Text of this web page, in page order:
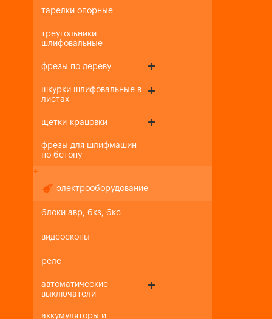
тарелки опорные
треугольники
шлифовальные
фрезы по дереву
шкурки шлифовальные в
листах
щетки-крацовки
фрезы для шлифмашин
по бетону
+-
электрооборудование
блоки авр, бкз, бкс
видеоскопы
реле
автоматические
выключатели
аккумуляторы и